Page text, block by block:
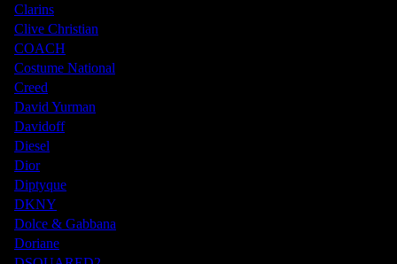
Clarins
Clive Christian
COACH
Costume National
Creed
David Yurman
Davidoff
Diesel
Dior
Diptyque
DKNY
Dolce & Gabbana
Doriane